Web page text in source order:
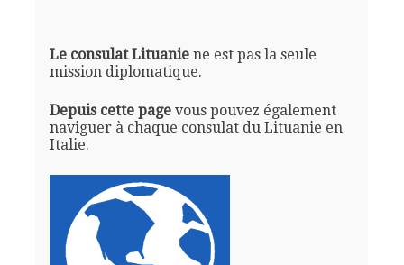
Le consulat Lituaniene est pas la seule
mission diplomatique.
Depuis cette pagevous pouvez également
naviguer à chaque consulat du Lituanie en
Italie.